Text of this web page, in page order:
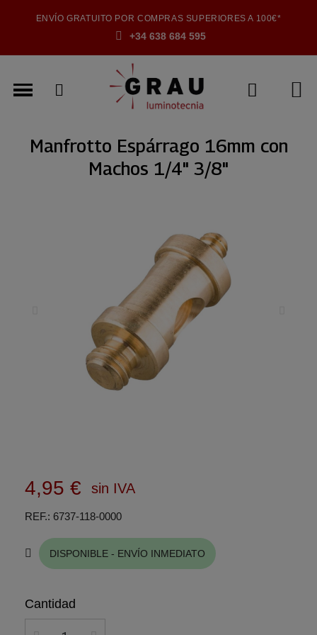
ENVÍO GRATUITO POR COMPRAS SUPERIORES A 100€*
+34 638 684 595
Manfrotto Espárrago 16mm con
Machos 1/4" 3/8"
4,95 € sin IVA
REF. 6737-118-0000
DISPONIBLE - ENVÍO INMEDIATO
Cantidad